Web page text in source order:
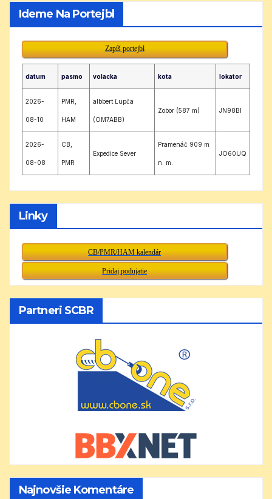
Ideme Na Portejbl
Zapíš portejbl
datum pasmo volacka kota lokator
2026-
08-10
PMR,
HAM
albbert Ľupča
(OM7ABB)
Zobor (587 m) JN98BI
2026-
08-08
CB,
PMR
Expedice Sever
Pramenáč 909 m
n. m.
JO60UQ
Linky
CB/PMR/HAM kalendár
Pridaj podujatie
Partneri SCBR
Najnovšie Komentáre